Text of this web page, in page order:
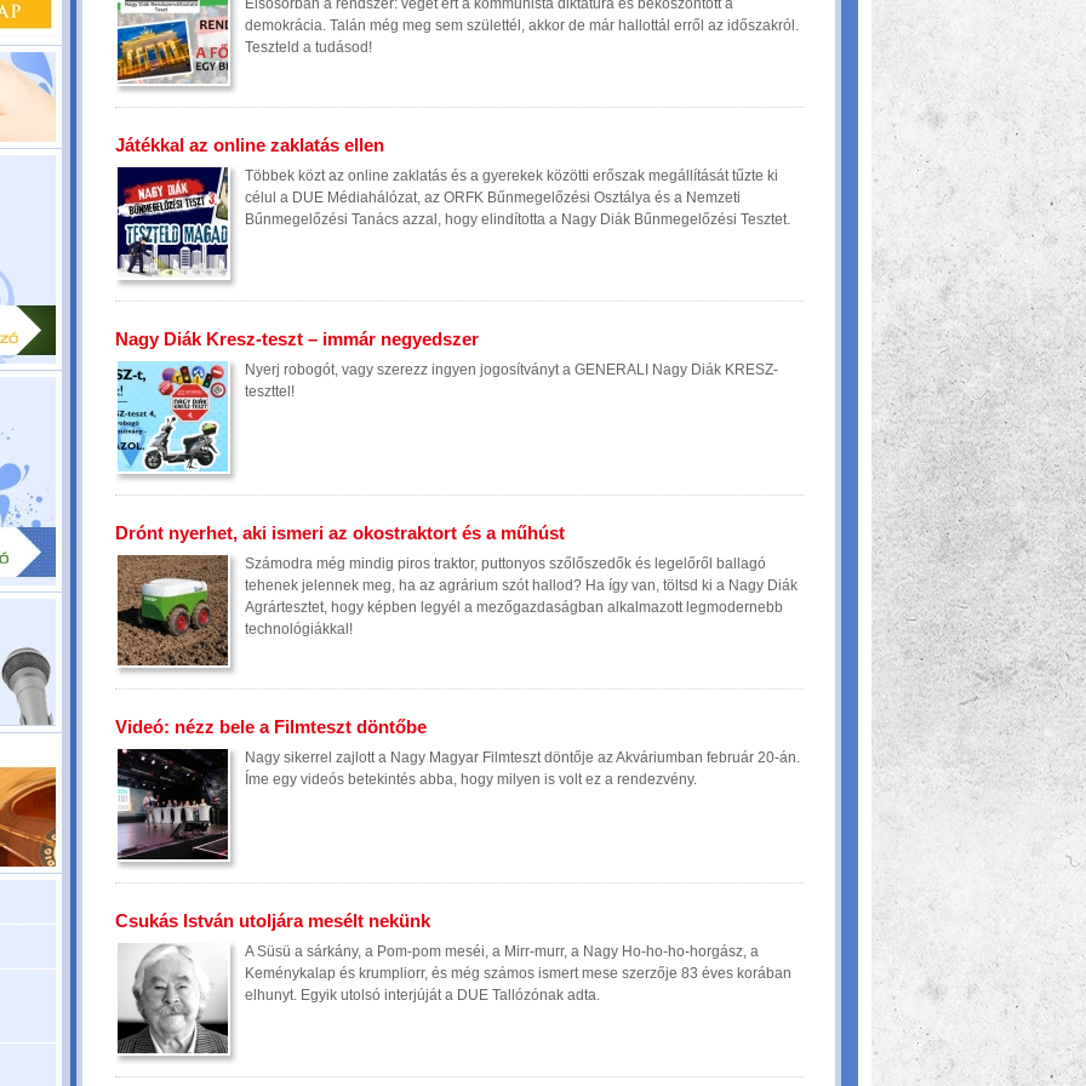
Elsősorban a rendszer: véget ért a kommunista diktatúra és beköszöntött a
demokrácia. Talán még meg sem születtél, akkor de már hallottál erről az időszakról.
Teszteld a tudásod!
Játékkal az online zaklatás ellen
Többek közt az online zaklatás és a gyerekek közötti erőszak megállítását tűzte ki
célul a DUE Médiahálózat, az ORFK Bűnmegelőzési Osztálya és a Nemzeti
Bűnmegelőzési Tanács azzal, hogy elindította a Nagy Diák Bűnmegelőzési Tesztet.
Nagy Diák Kresz-teszt – immár negyedszer
Nyerj robogót, vagy szerezz ingyen jogosítványt a GENERALI Nagy Diák KRESZ-
teszttel!
Drónt nyerhet, aki ismeri az okostraktort és a műhúst
Számodra még mindig piros traktor, puttonyos szőlőszedők és legelőről ballagó
tehenek jelennek meg, ha az agrárium szót hallod? Ha így van, töltsd ki a Nagy Diák
Agrártesztet, hogy képben legyél a mezőgazdaságban alkalmazott legmodernebb
technológiákkal!
Videó: nézz bele a Filmteszt döntőbe
Nagy sikerrel zajlott a Nagy Magyar Filmteszt döntője az Akváriumban február 20-án.
Íme egy videós betekintés abba, hogy milyen is volt ez a rendezvény.
Csukás István utoljára mesélt nekünk
A Süsü a sárkány, a Pom-pom meséi, a Mirr-murr, a Nagy Ho-ho-ho-horgász, a
Keménykalap és krumpliorr, és még számos ismert mese szerzője 83 éves korában
elhunyt. Egyik utolsó interjúját a DUE Tallózónak adta.